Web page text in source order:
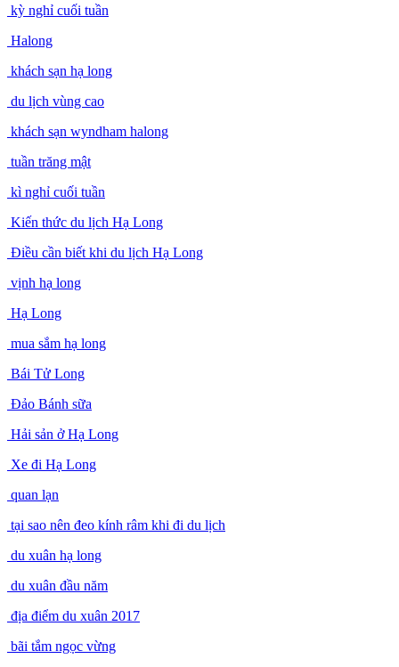
kỳ nghỉ cuối tuần
Halong
khách sạn hạ long
du lịch vùng cao
khách sạn wyndham halong
tuần trăng mật
kì nghỉ cuối tuần
Kiến thức du lịch Hạ Long
Điều cần biết khi du lịch Hạ Long
vịnh hạ long
Hạ Long
mua sắm hạ long
Bái Tử Long
Đảo Bánh sữa
Hải sản ở Hạ Long
Xe đi Hạ Long
quan lạn
tại sao nên đeo kính râm khi đi du lịch
du xuân hạ long
du xuân đầu năm
địa điểm du xuân 2017
bãi tắm ngọc vừng